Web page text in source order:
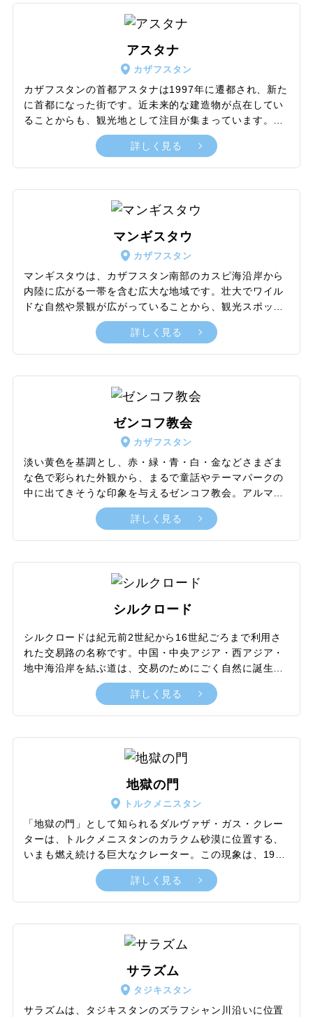
お、モスクを訪れるさいは服装に注意が必要です。カザ
フスタンは他のイスラム教圏に比べると戒律は緩やかで
あるとはいえ、とくに女性は肌の露出を避け、髪の毛を
隠せるようにスカーフなどで頭を覆ってください。
アスタナ
カザフスタン
カザフスタンの首都アスタナは1997年に遷都され、新た
に首都になった街です。近未来的な建造物が点在してい
ることからも、観光地として注目が集まっています。ま
るでSF映画に出てきそうな街並みのアスタナ。とくに、
主要観光スポットのバイテレクタワー、独立宮殿、平和
と調和の宮殿を目にすると、未来へワープしたかのよう
記念に建てられた凱旋門も人気を集めています。また、
国立博物館やアスタナ・オペラをはじめとする数々の劇
場やコンサート会場がそろっているので、アスタナ観光
の間に芸術鑑賞も組み込めます。日本人建築家の黒川紀
章氏が都市計画を手がけたアスタナ。この街では、伝統
と近未来が混ざった不思議な魅力を満喫できます。
詳しく見る
マンギスタウ
カザフスタン
マンギスタウは、カザフスタン南部のカスピ海沿岸から
内陸に広がる一帯を含む広大な地域です。壮大でワイル
ドな自然や景観が広がっていることから、観光スポット
として人気を集めています。とくに、アクタウ北部に広
がるトリッシュ渓谷やシェルカラ山などは荒涼とした台
地とそのスケールの大きさから別世界を訪れたような感
の平原が広がり、周りには白い崖がそびえ立っており、
一面の白い世界は圧倒されるほどです。浸食によって形
成された岩のアーチは、人間の手が入っていない自然の
造形美を堪能できます。これらのスポットは半砂漠地帯
で市街地から離れているため、余裕をもった旅程を組む
ことをおすすめします。自然環境が厳しくアクセスの不
便な地域のため、ツアーに参加するほうが観光をスムー
ズに楽しめるでしょう。
詳しく見る
ゼンコフ教会
カザフスタン
淡い黄色を基調とし、赤・緑・青・白・金などさまざま
な色で彩られた外観から、まるで童話やテーマパークの
中に出てきそうな印象を与えるゼンコフ教会。アルマト
イ市内にある、28 人のパンフィロフ戦士の公園内に建て
られたロシア正教の教会です。カラフルで可愛らしい外
観でありながらも、世界で最も高い木造建築教会として
聖人たちが描かれている聖画像であるイコンが飾られて
地のため、アルマトイ観光では人気の高いスポットで
す。
詳しく見る
シルクロード
シルクロードは紀元前2世紀から16世紀ごろまで利用さ
れた交易路の名称です。中国・中央アジア・西アジア・
地中海沿岸を結ぶ道は、交易のためにごく自然に誕生し
た道であり、長さは約35,000km以上におよびます。中
央アジアには、シルクロードの要衝として栄えたメルブ
遺跡、天山の真珠とも呼ばれる美しいイシク・クル湖、
点在。悠久のときを越え、道いく旅人たちが見つめた壮
大な景色が目の前に広がります。海岸から離れたエリア
の砂漠地帯となるため、観光のさいには乾燥に備えた対
策をしておきましょう。また、多くの国をまたぐため、
旅行スポットを厳選し、無理のない計画を立てることを
おすすめします。
詳しく見る
地獄の門
トルクメニスタン
「地獄の門」として知られるダルヴァザ・ガス・クレー
ターは、トルクメニスタンのカラクム砂漠に位置する、
いまも燃え続ける巨大なクレーター。この現象は、1971
年にソビエトの地質学者が天然ガスの採掘中に起こした
事故が原因で始まりました。掘削機が地下のガスキャビ
ティに突入し、その後、地盤が崩壊して巨大な穴が形
約70〜90m、深さ約30mの穴の底で燃え続ける炎と、放
出される熱気が観光客を魅了し続けています。地元では
「カラクムの輝き」とも呼ばれ、トルクメニスタンでも
っとも有名な観光名所の一つです。毎年多くの観光客が
訪れ、夜間にキャンプを行いながら、燃え盛るクレータ
詳しく見る
サラズム
タジキスタン
サラズムは、タジキスタンのズラフシャン川沿いに位置